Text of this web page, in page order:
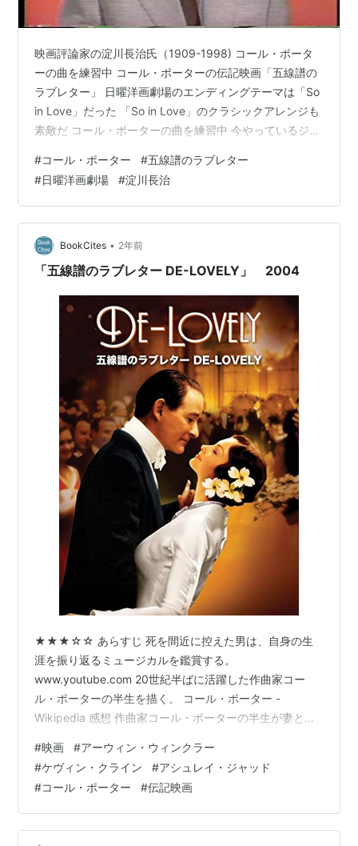
映画評論家の淀川長治氏（1909-1998) コール・ポータ
ーの曲を練習中 コール・ポーターの伝記映画「五線譜の
ラブレター」 日曜洋画劇場のエンディングテーマは「So
in Love」だった 「So in Love」のクラシックアレンジも
素敵だ コール・ポーターの曲を練習中 今やっているジャ
「I love you」というのがある。 コール・ポーターの曲で
ジャズのスタンダードになっている曲は数多いので、私
もいくつかは知っているが、それほど深く彼の音楽や人
生について知っているわけではない。 それで過去に見逃
した彼の伝記映画ともいうべき200…
#コール・ポーター #五線譜のラブレター
#日曜洋画劇場 #淀川長治
BookCites • 2年前
「五線譜のラブレター DE-LOVELY」 2004
★★★☆☆ あらすじ 死を間近に控えた男は、自身の生
涯を振り返るミュージカルを鑑賞する。
www.youtube.com 20世紀半ばに活躍した作曲家コー
ル・ポーターの半生を描く。 コール・ポーター -
Wikipedia 感想 作曲家コール・ポーターの半生が妻との
れを理解した上での結婚生活は、正直なところよく分か
らなかった。 お互いが納得しているのなら夫婦の形なん
てどうだっていいが、その機微がもうちょっと分かるよ
うに描いて欲しかった。二人に絆があったことは確かな
のだろうが、何が二人を結び付けていたのかは見えてこ
#映画 #アーウィン・ウィンクラー
#ケヴィン・クライン #アシュレイ・ジャッド
#コール・ポーター #伝記映画